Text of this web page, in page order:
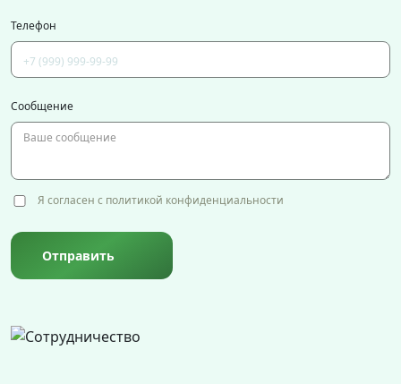
Телефон
Сообщение
Я согласен с политикой конфиденциальности
Отправить